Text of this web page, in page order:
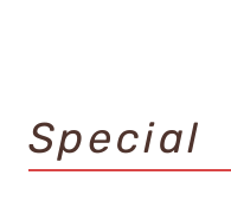
Special